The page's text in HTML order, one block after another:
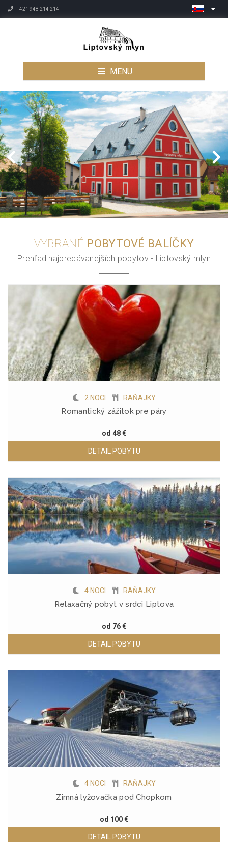
+421 948 214 214
MENU
VYBRANÉ POBYTOVÉ BALÍČKY
Prehľad najpredávanejších pobytov - Liptovský mlyn
2 NOCI RAŇAJKY
Romantický zážitok pre páry
od 48 €
DETAIL POBYTU
4 NOCI RAŇAJKY
Relaxačný pobyt v srdci Liptova
od 76 €
DETAIL POBYTU
4 NOCI RAŇAJKY
Zimná lyžovačka pod Chopkom
od 100 €
DETAIL POBYTU